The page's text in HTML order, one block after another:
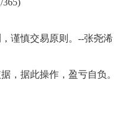
谨慎交易原则。--张尧浠
据此操作，盈亏自负。